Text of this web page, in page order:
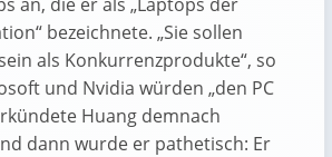
bezeichnete. „Sie sollen
als Konkurrenzprodukte“, so
und Nvidia würden „den PC
Huang demnach
dann wurde er pathetisch: Er